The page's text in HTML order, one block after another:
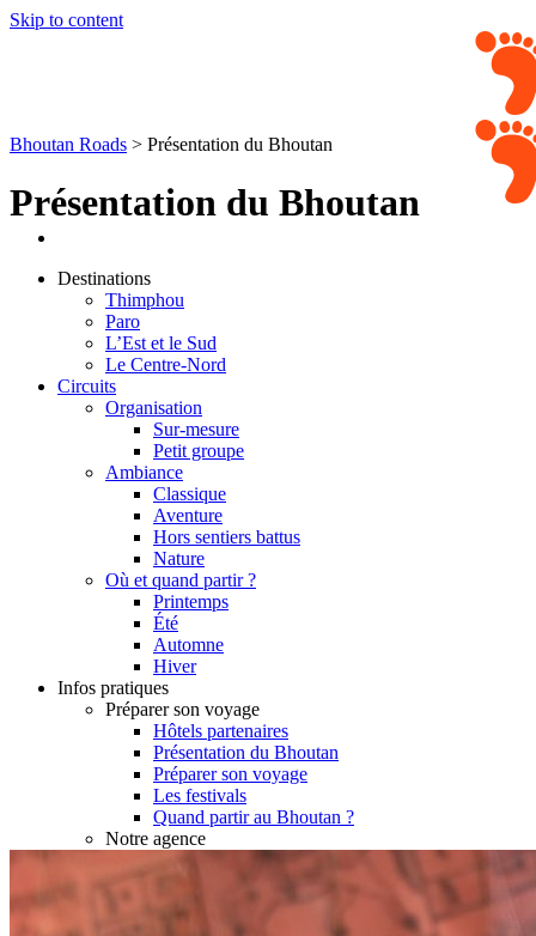
Skip to content
Destinations
Thimphou
Paro
L’Est et le Sud
Le Centre-Nord
Circuits
Organisation
Sur-mesure
Petit groupe
Ambiance
Classique
Aventure
Hors sentiers battus
Nature
Où et quand partir ?
Printemps
Été
Automne
Hiver
Infos pratiques
Préparer son voyage
Hôtels partenaires
Présentation du Bhoutan
Préparer son voyage
Les festivals
Quand partir au Bhoutan ?
Notre agence
Notre agence au Bhoutan
Karma, votre conseiller
Réseau Asian Roads
Garanties et engagements Asian Roads
Bhoutan Roads > Présentation du Bhoutan
Présentation du Bhoutan